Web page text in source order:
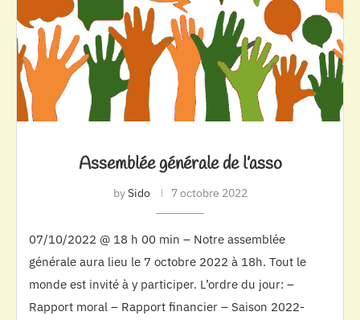
Assemblée générale de l’asso
bySido 7 octobre 2022
07/10/2022 @ 18 h 00 min – Notre assemblée
générale aura lieu le 7 octobre 2022 à 18h. Tout le
monde est invité à y participer. L’ordre du jour: –
Rapport moral – Rapport financier – Saison 2022-